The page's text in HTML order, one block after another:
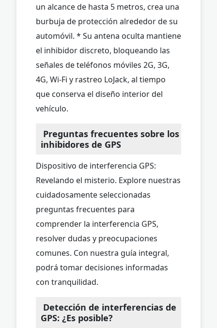
un alcance de hasta 5 metros, crea una
burbuja de protección alrededor de su
automóvil. * Su antena oculta mantiene
el inhibidor discreto, bloqueando las
señales de teléfonos móviles 2G, 3G,
4G, Wi-Fi y rastreo LoJack, al tiempo
que conserva el diseño interior del
vehículo.
Preguntas frecuentes sobre los
inhibidores de GPS
Dispositivo de interferencia GPS:
Revelando el misterio. Explore nuestras
cuidadosamente seleccionadas
preguntas frecuentes para
comprender la interferencia GPS,
resolver dudas y preocupaciones
comunes. Con nuestra guía integral,
podrá tomar decisiones informadas
con tranquilidad.
Detección de interferencias de
GPS: ¿Es posible?